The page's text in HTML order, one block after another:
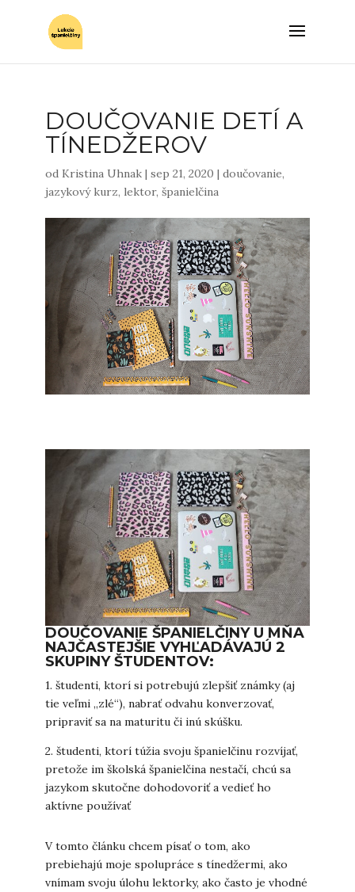
DOUČOVANIE DETÍ A
TÍNEDŽEROV
od Kristina Uhnak| sep 21, 2020 | doučovanie,
jazykový kurz, lektor, španielčina
DOUČOVANIE ŠPANIELČINY U MŇA
NAJČASTEJŠIE VYHĽADÁVAJÚ 2
SKUPINY ŠTUDENTOV:
1. študenti, ktorí si potrebujú zlepšiť známky (aj
tie veľmi „zlé“), nabrať odvahu konverzovať,
pripraviť sa na maturitu či inú skúšku.
2. študenti, ktorí túžia svoju španielčinu rozvíjať,
pretože im školská španielčina nestačí, chcú sa
jazykom skutočne dohodovoriť a vedieť ho
aktívne používať
V tomto článku chcem písať o tom, ako
prebiehajú moje spolupráce s tínedžermi, ako
vnímam svoju úlohu lektorky, ako často je vhodné